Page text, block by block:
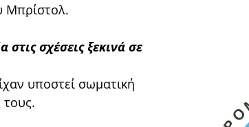
Μπρίστολ.
σχέσεις ξεκινά σε
υποστεί σωματική